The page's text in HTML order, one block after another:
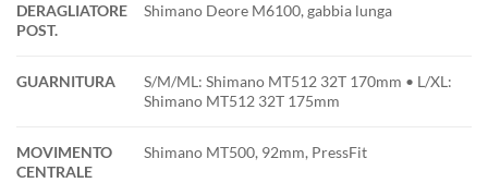
DERAGLIATORE
POST.
Shimano Deore M6100, gabbia lunga
GUARNITURA
S/M/ML: Shimano MT512 32T 170mm • L/XL:
Shimano MT512 32T 175mm
MOVIMENTO
CENTRALE
Shimano MT500, 92mm, PressFit